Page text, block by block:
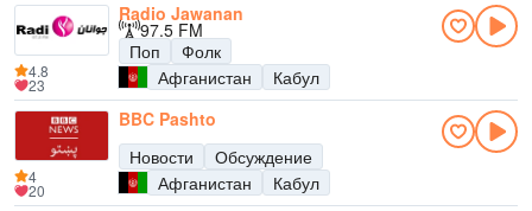
Radio Jawanan
97.5 FM
Поп
Фолк
Афганистан
Кабул
4.8
23
BBC Pashto
Новости
Обсуждение
Афганистан
Кабул
4
20